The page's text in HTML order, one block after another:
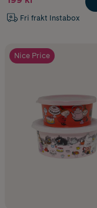
Fri frakt Instabox
Nice Price